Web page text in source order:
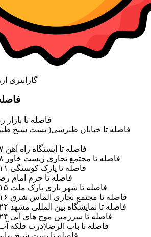
گارانتری
فاصله تا بازار رضا ۱ دقیقه
فاصله تا ایستگاه راه آهن ۷ دقیقه با ماشین
فاصله تا مجتمع تجاری زیست خاور ۸ دقیقه با ماشین
فاصله تا پارک کوسنگی ۱۱ دقیقه با ماشین
فاصله تا حرم امام رضا ۱۱ دقیقه
فاصله تا شهر بازی پارک ملت ۱۵ دقیقه با ماشین
فاصله تا مجتمع تجاری الماس شرق ۱۶ دقیقه با ماشین
فاصله تا نمایشگاه بین المللی مشهد ۲۲ دقیقه با ماشین
فاصله تا سرزمین موج های آبی ۲۴ دقیقه با ماشین
فاصله تا باب الرضا(درب فلکه آب) ۲۸ دقیقه